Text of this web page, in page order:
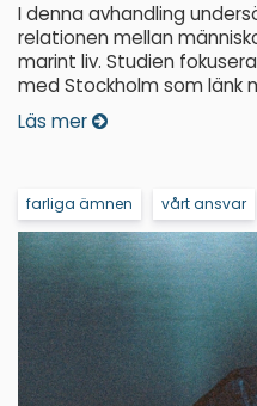
I denna avhandling
relationen mellan
marint liv. Studien
med Stockholm som länk
Läs mer
farliga ämnen vårt ansvar